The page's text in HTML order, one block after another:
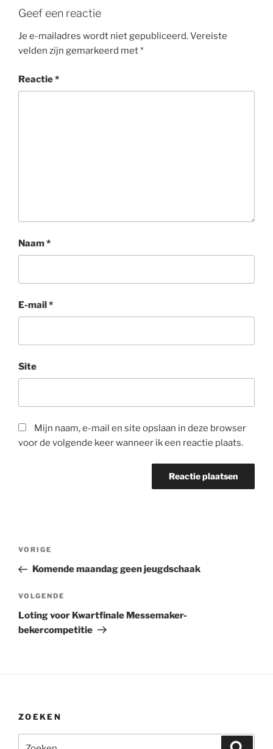
Geef een reactie
Je e-mailadres wordt niet gepubliceerd.Vereiste
velden zijn gemarkeerd met*
Reactie*
Naam*
E-mail*
Site
Mijn naam, e-mail en site opslaan in deze browser
voor de volgende keer wanneer ik een reactie plaats.
Bericht
Vorig
bericht
VORIGE
Komende maandag geen jeugdschaak
Volgend
bericht
VOLGENDE
Loting voor Kwartfinale Messemaker-
bekercompetitie
ZOEKEN